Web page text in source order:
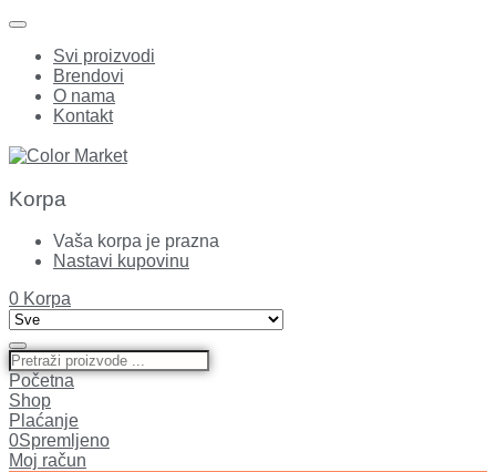
Svi proizvodi
Brendovi
O nama
Kontakt
Korpa
Vaša korpa je prazna
Nastavi kupovinu
0 Korpa
Početna
Shop
Plaćanje
0Spremljeno
Moj račun